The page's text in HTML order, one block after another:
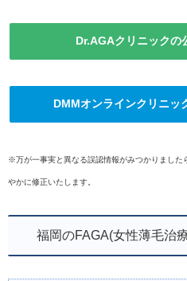
Dr.AGAクリニックの
DMMオンラインクリニッ
※万が一事実と異なる誤認情報がみつかりました
やかに修正いたします。
福岡のFAGA(女性薄毛治